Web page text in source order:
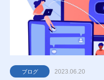
ブログ 2023.06.20